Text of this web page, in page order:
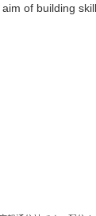
of building